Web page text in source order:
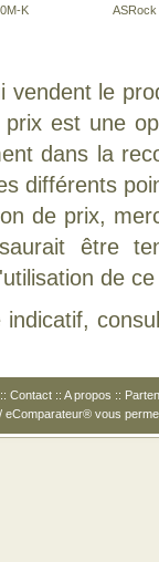
K ASRock
vendent le
est une
dans la
différents
de prix,
être
de
:: Contact :: A propos ::
eComparateur® vous